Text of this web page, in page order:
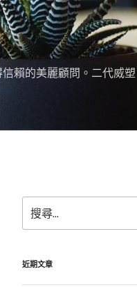
賴的美麗顧問。二代威
尋
關
字:
近期文章